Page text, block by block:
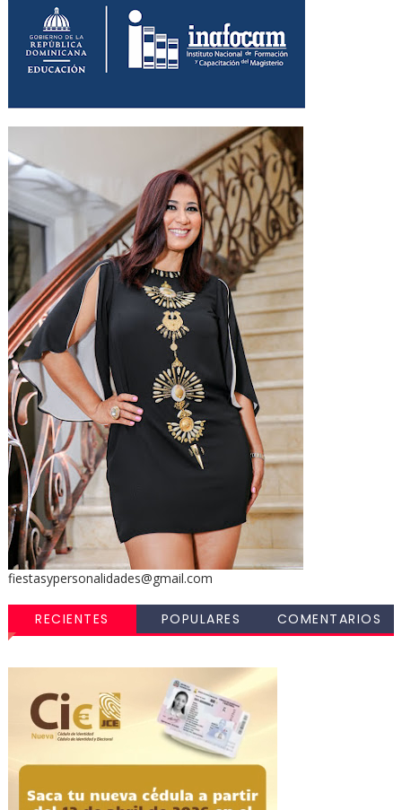
fiestasypersonalidades@gmail.com
RECIENTES POPULARES COMENTARIOS